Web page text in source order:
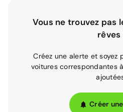
Vous ne trouvez pas
rêves
Créez une alerte et soyez
voitures correspondantes
Créer